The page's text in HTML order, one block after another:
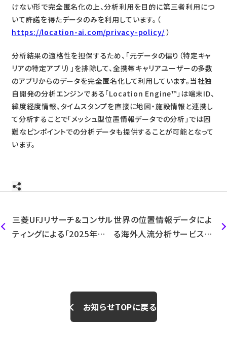
けない形で完全匿名化の上、分析利用を目的に第三者利用につ
いて許諾を得たデータのみを利用しています。（
https://location-ai.com/privacy-policy/ ）
分析結果の適格性を担保するため、「元データの偏り（特定キャ
リアの特定アプリ）」を排除して、全携帯キャリアユーザーの多数
のアプリからのデータを完全匿名化して利用しています。当社独
自開発の分析エンジンである「Location Engine™」は端末ID、
緯度経度情報、タイムスタンプを直接に地図・施設情報と連携し
て分析することで「メッシュ型位置情報データでの分析」では困
難なピンポイントでの分析データも提供することが可能となって
います。
三菱UFJリサーチ&コンサル
ティングによる「2025年大
世界の位置情報データによ
る海外人流分析サービスを
お知らせTOPに戻る